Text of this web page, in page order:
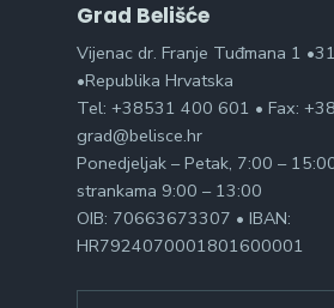
Grad Belišće
Vijenac dr. Franje Tuđmana 1
•Republika Hrvatska
Tel: +38531 400 601 • Fax:
grad@belisce.hr
Ponedjeljak – Petak, 7:00 –
strankama 9:00 – 13:00
OIB: 70663673307 • IBAN:
HR7924070001801600001